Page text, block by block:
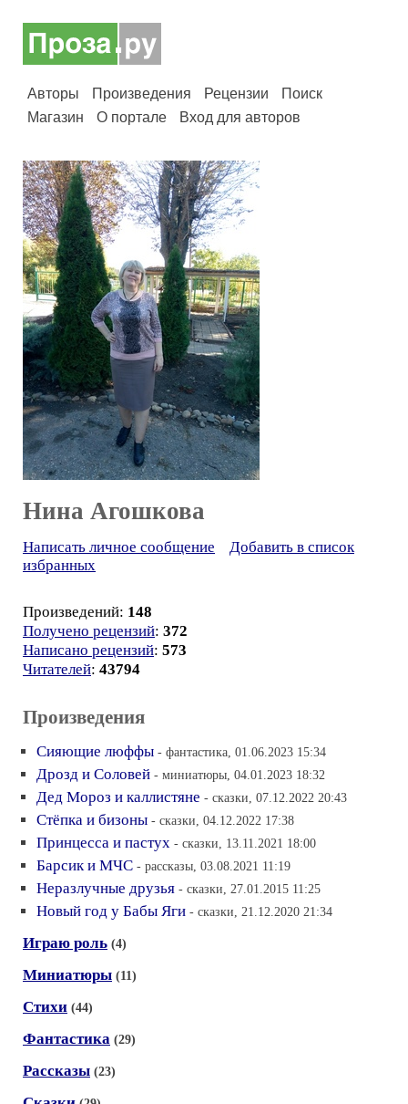
Авторы Произведения Рецензии
Поиск
Магазин
О портале Вход для авторов
Нина Агошкова
Написать личное сообщение
Добавить в список
избранных
Произведений: 148
Получено рецензий: 372
Написано рецензий: 573
Читателей: 43794
Произведения
Сияющие люффы - фантастика, 01.06.2023 15:34
Дрозд и Соловей - миниатюры, 04.01.2023 18:32
Дед Мороз и каллистяне - сказки, 07.12.2022 20:43
Стёпка и бизоны - сказки, 04.12.2022 17:38
Принцесса и пастух - сказки, 13.11.2021 18:00
Барсик и МЧС - рассказы, 03.08.2021 11:19
Неразлучные друзья - сказки, 27.01.2015 11:25
Новый год у Бабы Яги - сказки, 21.12.2020 21:34
Играю роль (4)
Миниатюры (11)
Стихи (44)
Фантастика (29)
Рассказы (23)